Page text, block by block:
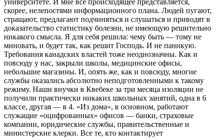
университете. И мне все происходящее представляется,
скорее, нелепостями информационного плана. Людей пугают,
стращают, предлагают подчиняться и слушаться и приводят в
доказательство статистику болезни, не имеющую решительно
никакого смысла. Я для себя решила: чему быть — тому не
миновать, и будет так, как решит Господь. И не паникую.
Требования канадских властей тоже неоднозначны. Как и
повсюду у нас, закрыли школы, медицинские офисы,
небольшие магазины. И, опять же, как и повсюду, многие
службы оказались абсолютно неподготовленными к такому
режиму. Наши внучки в Квебеке за три месяца изоляции не
получили практически никаких школьных занятий, одна в 6
классе, другая — в 4. «Из дома», в основном, работают
служащие «оцифрованных» офисов — банки, страховые
компании, юридические службы, правительственные и
министерские клерки. Все те, кто контактирует